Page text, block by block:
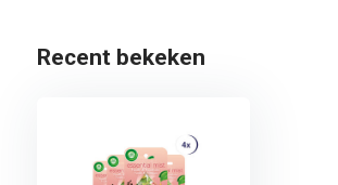
Recent bekeken